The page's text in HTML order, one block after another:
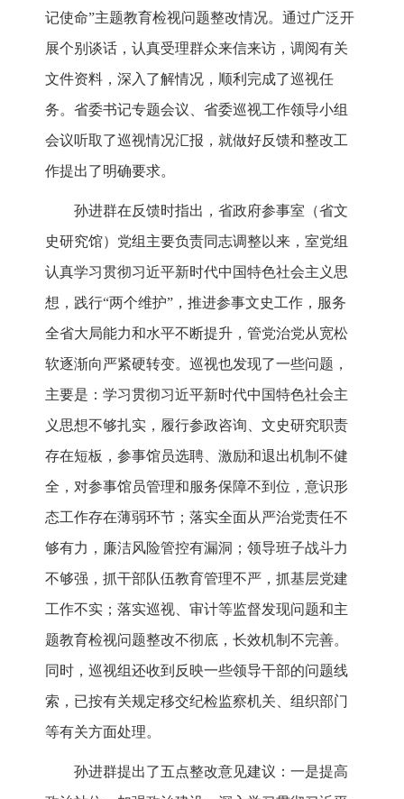
记使命”主题教育检视问题整改情况。通过广泛开
展个别谈话，认真受理群众来信来访，调阅有关
文件资料，深入了解情况，顺利完成了巡视任
务。省委书记专题会议、省委巡视工作领导小组
会议听取了巡视情况汇报，就做好反馈和整改工
作提出了明确要求。
孙进群在反馈时指出，省政府参事室（省文
史研究馆）党组主要负责同志调整以来，室党组
认真学习贯彻习近平新时代中国特色社会主义思
想，践行“两个维护”，推进参事文史工作，服务
全省大局能力和水平不断提升，管党治党从宽松
软逐渐向严紧硬转变。巡视也发现了一些问题，
主要是：学习贯彻习近平新时代中国特色社会主
义思想不够扎实，履行参政咨询、文史研究职责
存在短板，参事馆员选聘、激励和退出机制不健
全，对参事馆员管理和服务保障不到位，意识形
态工作存在薄弱环节；落实全面从严治党责任不
够有力，廉洁风险管控有漏洞；领导班子战斗力
不够强，抓干部队伍教育管理不严，抓基层党建
工作不实；落实巡视、审计等监督发现问题和主
题教育检视问题整改不彻底，长效机制不完善。
同时，巡视组还收到反映一些领导干部的问题线
索，已按有关规定移交纪检监察机关、组织部门
等有关方面处理。
孙进群提出了五点整改意见建议：一是提高